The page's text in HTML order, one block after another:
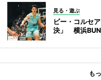
見る・遊ぶ
ビー・コルセ
決」 横浜
も